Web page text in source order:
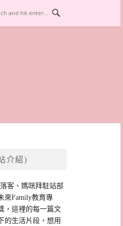
介紹)
客、媽咪拜駐站部
來Family教育專
，這裡的每一篇文
的生活片段，想用